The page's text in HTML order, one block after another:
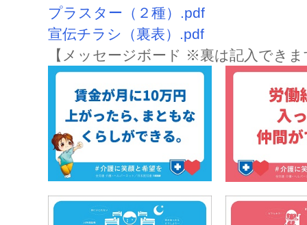
プラスター（２種）.pdf
宣伝チラシ（裏表）.pdf
【メッセージボード ※裏は記入できま